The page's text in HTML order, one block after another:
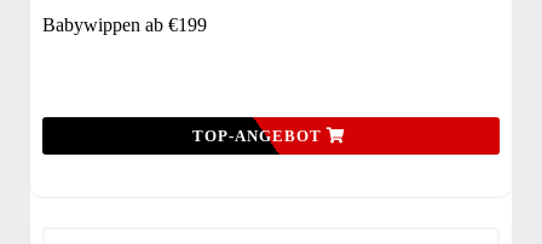
Babywippen ab €199
TOP-ANGEBOT